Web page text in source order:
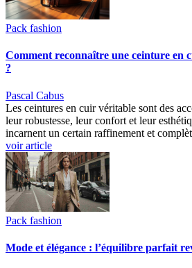
Pack fashion
Comment reconnaître une ceinture en
?
Pascal Cabus
Les ceintures en cuir véritable sont des
leur robustesse, leur confort et leur
incarnent un certain raffinement et
voir article
Pack fashion
Mode et élégance : l’équilibre parfait